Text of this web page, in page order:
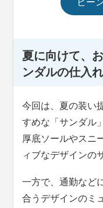
ビー
夏に向けて、
ンダルの仕入
今回は、夏の装い
すめな「サンダル
厚底ソールやスニ
ィブなデザインの
一方で、通勤など
合うデザインのミ